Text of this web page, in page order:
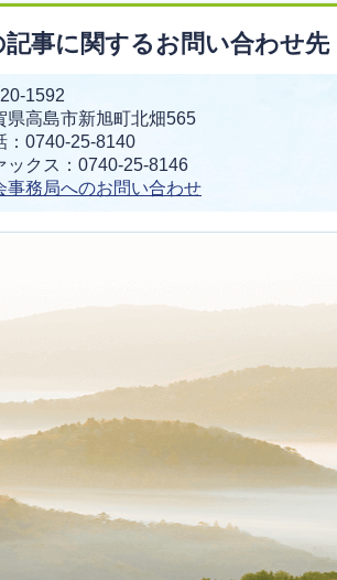
記事に関するお問い合わせ先
1592
県高島市新旭町北畑565
：0740-25-8140
ックス：0740-25-8146
事務局へのお問い合わせ